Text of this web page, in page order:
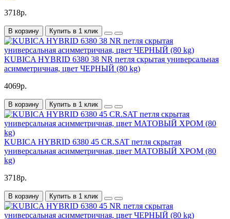
3718р.
В корзину Купить в 1 клик
KUBICA HYBRID 6380 38 NR петля скрытая универсальная
асимметричная, цвет ЧЕРНЫЙ (80 kg)
4069р.
В корзину Купить в 1 клик
KUBICA HYBRID 6380 45 CR.SAT петля скрытая
универсальная асимметричная, цвет МАТОВЫЙ ХРОМ (80
kg)
3718р.
В корзину Купить в 1 клик